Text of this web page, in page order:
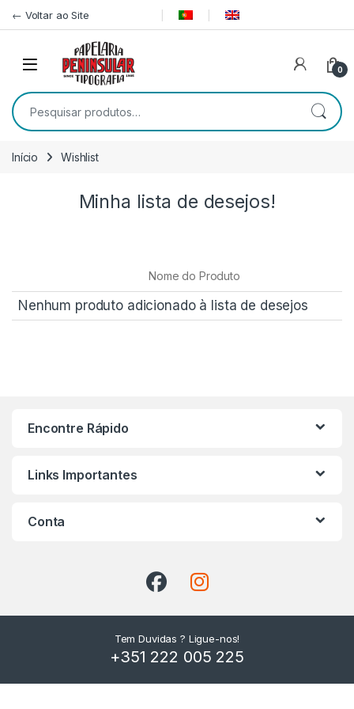
← Voltar ao Site
0
Pesquisar por:
Início Wishlist
Minha lista de desejos!
Nome do Produto
Nenhum produto adicionado à lista de desejos
Encontre Rápido
Links Importantes
Conta
Tem Duvidas ? Ligue-nos!
+351 222 005 225